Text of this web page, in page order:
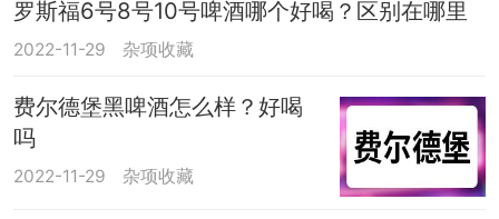
罗斯福6号8号10号啤酒哪个好喝？区别在哪里
2022-11-29 杂项收藏
费尔德堡黑啤酒怎么样？好喝
吗
2022-11-29 杂项收藏